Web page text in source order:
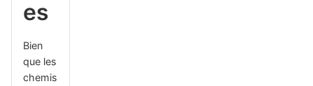
es
Bien
que les
chemis